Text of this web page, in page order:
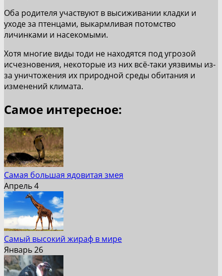
Оба родителя участвуют в высиживании кладки и
уходе за птенцами, выкармливая потомство
личинками и насекомыми.
Хотя многие виды тоди не находятся под угрозой
исчезновения, некоторые из них всё-таки уязвимы из-
за уничтожения их природной среды обитания и
изменений климата.
Самое интересное:
Самая большая ядовитая змея
Апрель 4
Cамый высокий жираф в мире
Январь 26